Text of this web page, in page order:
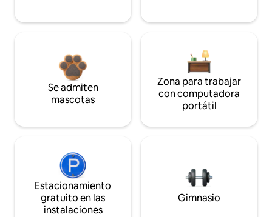
Se admiten
mascotas
Zona para trabajar
con computadora
portátil
Estacionamiento
gratuito en las
instalaciones
Gimnasio